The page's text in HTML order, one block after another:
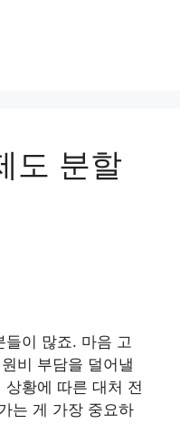
도 분할
들이 많죠. 마음 고
비 부담을 덜어낼
황에 따른 대처 전
는 게 가장 중요하